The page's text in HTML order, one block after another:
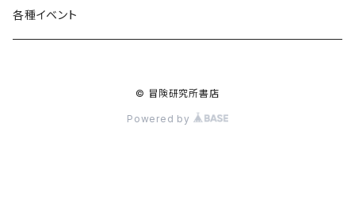
各種イベント
© 冒険研究所書店
Powered by